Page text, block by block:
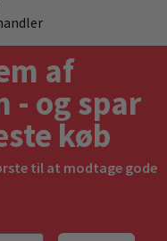
af
- og spar
køb
til at modtage gode